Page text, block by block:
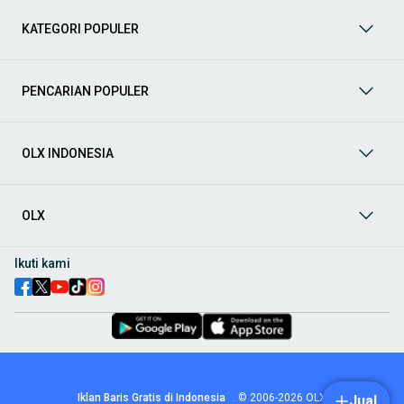
berbagai jenis mobil baru maupun bekas dengan kondisi
Aksesoris Mobil: Lengkapi tampilan dan fungsionalitas mobil
aksesoris interior seperti sarung jok dan karpet, hingga
berbagai pilihan
, speaker, amplifier, subwoofer,
ingin meningkatkan kualitas suara dalam kabin
Spare Part Mobil
part mobiloriginal dan berkualitas dari OLX! Temukan
berbagai komponen penting mulai dari filter oli, kampas rem,
velg dan ban mobilterbaik di
OLX! Tersedia berbagai ukuran dan desain velg, serta
KATEGORI POPULER
PENCARIAN POPULER
OLX INDONESIA
OLX
Ikuti kami
Iklan Baris Gratis di Indonesia . © 2006-2026 OLX